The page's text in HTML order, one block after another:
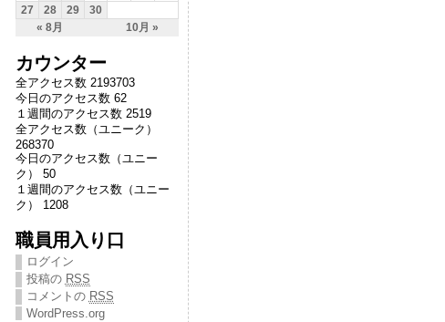
« 8月 10月 »
27
28 29 30
カウンター
全アクセス数 2193703
今日のアクセス数 62
１週間のアクセス数 2519
全アクセス数（ユニーク）
268370
今日のアクセス数（ユニー
ク） 50
１週間のアクセス数（ユニー
ク） 1208
職員用入り口
ログイン
投稿の RSS
コメントの RSS
WordPress.org